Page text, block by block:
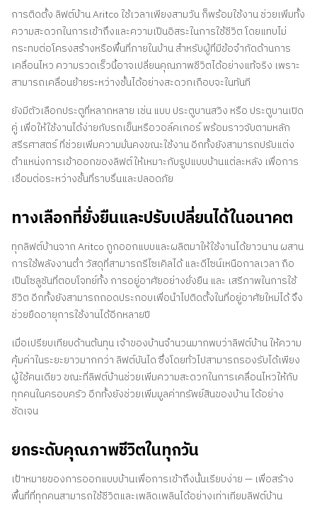
การติดตั้ง ลิฟต์บ้าน Aritco ใช้เวลาเพียงสามวัน ก็พร้อมใช้งาน ช่วยเพิ่มทั้ง
ความสะดวกในการเข้าถึงและความเป็นอิสระในการใช้ชีวิต โดยแทบไม่
กระทบต่อโครงสร้างหรือพื้นที่ภายในบ้าน สำหรับผู้ที่มีข้อจำกัดด้านการ
เคลื่อนไหว ความรวดเร็วนี้อาจเปลี่ยนคุณภาพชีวิตได้อย่างแท้จริง เพราะ
สามารถเคลื่อนย้ายระหว่างชั้นได้อย่างสะดวกเกือบจะในทันที
ยังมีตัวเลือกประตูที่หลากหลาย เช่น แบบ ประตูบานสวิง หรือ ประตูบานเปิด
คู่ เพื่อให้ใช้งานได้ง่ายกับรถเข็นหรือวอล์คเกอร์ พร้อมราวจับตามหลัก
สรีรศาสตร์ ที่ช่วยเพิ่มความมั่นคงขณะใช้งาน อีกทั้งยังสามารถปรับแต่ง
ตำแหน่งการเข้าออกของลิฟต์ให้เหมาะกับรูปแบบบ้านแต่ละหลัง เพื่อการ
เชื่อมต่อระหว่างชั้นที่ราบรื่นและปลอดภัย
ทางเลือกที่ยั่งยืนและปรับเปลี่ยนได้ในอนาคต
ทุกลิฟต์บ้านจาก Aritco ถูกออกแบบและผลิตมาให้ใช้งานได้ยาวนาน ผสาน
การใช้พลังงานต่ำ วัสดุที่สามารถรีไซเคิลได้ และดีไซน์เหนือกาลเวลา ถือ
เป็นโซลูชันที่ตอบโจทย์ทั้ง การอยู่อาศัยอย่างยั่งยืน และ เสรีภาพในการใช้
ชีวิต อีกทั้งยังสามารถถอดประกอบเพื่อนำไปติดตั้งในที่อยู่อาศัยใหม่ได้ จึง
ช่วยยืดอายุการใช้งานได้อีกหลายปี
เมื่อเปรียบเทียบด้านต้นทุน เจ้าของบ้านจำนวนมากพบว่าลิฟต์บ้าน ให้ความ
คุ้มค่าในระยะยาวมากกว่า ลิฟต์บันได ซึ่งโดยทั่วไปสามารถรองรับได้เพียง
ผู้ใช้คนเดียว ขณะที่ลิฟต์บ้านช่วยเพิ่มความสะดวกในการเคลื่อนไหวให้กับ
ทุกคนในครอบครัว อีกทั้งยังช่วยเพิ่มมูลค่าทรัพย์สินของบ้าน ได้อย่าง
ชัดเจน
ยกระดับคุณภาพชีวิตในทุกวัน
เป้าหมายของการออกแบบบ้านเพื่อการเข้าถึงนั้นเรียบง่าย — เพื่อสร้าง
พื้นที่ที่ทุกคนสามารถใช้ชีวิตและเพลิดเพลินได้อย่างเท่าเทียมลิฟต์บ้าน